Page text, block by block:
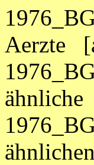
Aerzte